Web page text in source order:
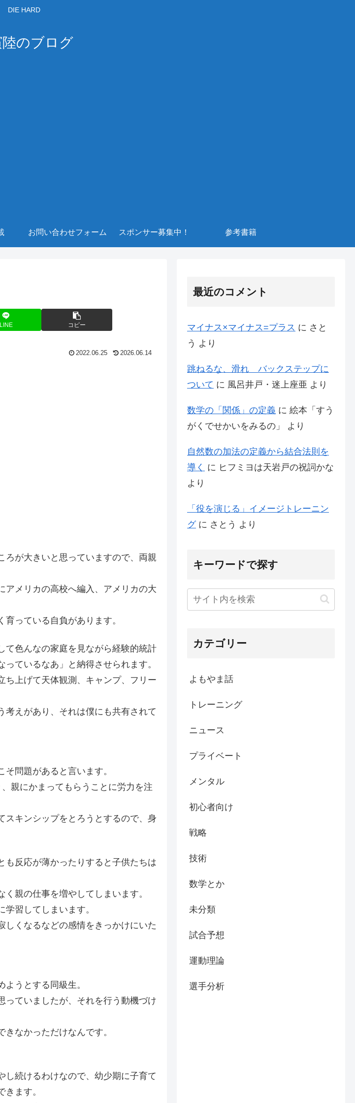
DIE HARD
のブログ
お問い合わせフォーム スポンサー募集中！ 参考書籍
LINE コピー
2022.06.25 2026.06.14
ろが大きいと思っていますので、両親
アメリカの高校へ編入、アメリカの大
っている自負があります。
て色んなの家庭を見ながら経験的統計
ているなあ」と納得させられます。
ち上げて天体観測、キャンプ、フリー
考えがあり、それは僕にも共有されて
問題があると言います。
親にかまってもらうことに労力を注
スキンシップをとろうとするので、身
も反応が薄かったりすると子供たちは
親の仕事を増やしてしまいます。
習してしまいます。
しくなるなどの感情をきっかけにいた
うとする同級生。
っていましたが、それを行う動機づけ
なかっただけなんです。
し続けるわけなので、幼少期に子育て
ます。
最近のコメント
マイナス×マイナス=プラス に さと
う より
跳ねるな、滑れ バックステップに
ついて に 風呂井戸・迷上座亜 より
数学の「関係」の定義 に 絵本「すう
がくでせかいをみるの」
より
自然数の加法の定義から結合法則を
導く に ヒフミヨは天岩戸の祝詞かな
より
「役を演じる」イメージトレーニン
グに さとう より
キーワードで探す
カテゴリー
よもやま話
トレーニング
ニュース
プライベート
メンタル
初心者向け
戦略
技術
数学とか
未分類
試合予想
運動理論
選手分析